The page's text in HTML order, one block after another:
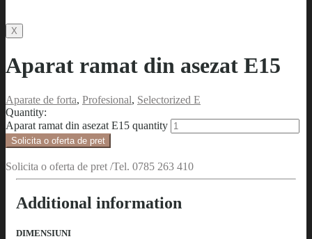
X
Aparat ramat din asezat E15
Aparate de forta, Profesional, Selectorized E
Quantity:
Aparat ramat din asezat E15 quantity
Solicita o oferta de pret
Solicita o oferta de pret /Tel. 0785 263 410
Additional information
DIMENSIUNI